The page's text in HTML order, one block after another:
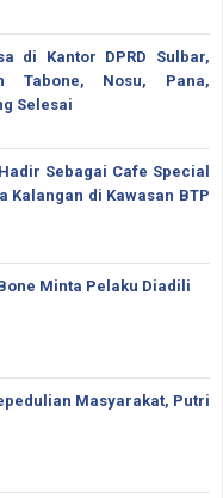
di Kantor DPRD Sulbar,
Tabone, Nosu, Pana,
Selesai
Sebagai Cafe Special
Kalangan di Kawasan BTP
Minta Pelaku Diadili
Masyarakat, Putri